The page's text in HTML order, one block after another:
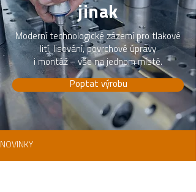
jinak
Moderní technologické zázemí pro tlakové
lití, lisování, povrchové úpravy
i montáž – vše na jednom místě.
Poptat výrobu
NOVINKY